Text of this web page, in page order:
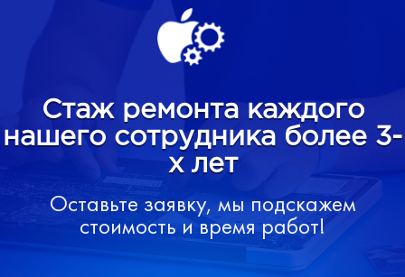
Стаж ремонта каждого
нашего сотрудника более 3-
х лет
Оставьте заявку, мы подскажем
стоимость и время работ!